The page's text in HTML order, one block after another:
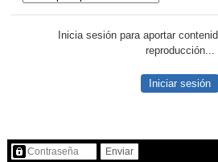
Inicia sesión para aportar
reproducción...
Iniciar sesión
Contenido protegido…